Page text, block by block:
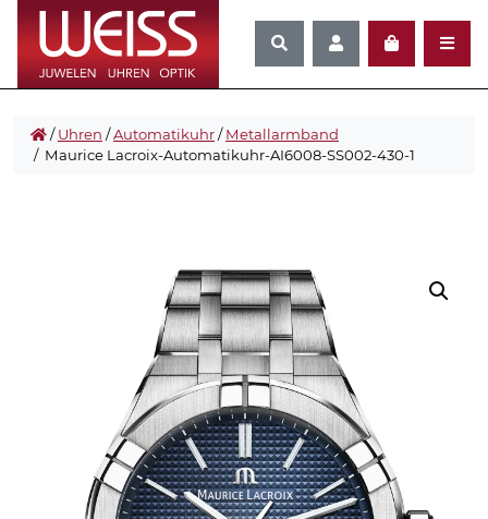
/Uhren /Automatikuhr/Metallarmband
/ Maurice Lacroix-Automatikuhr-AI6008-SS002-430-1